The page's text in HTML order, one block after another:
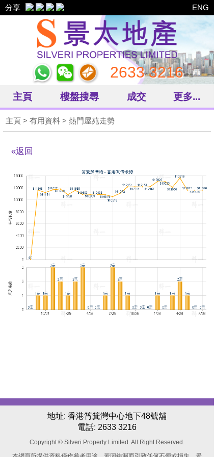
分享 ENG
2633 3216
主頁 樓盤搜尋 成交 更多...
主頁 > 有用資料 > 熱門屋苑走勢
«返回
地址: 香港筲箕灣中心地下48號舖
電話: 2633 3216
Copyright © Silveri Property Limited. All Right Reserved.